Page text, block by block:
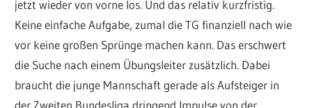
jetzt wieder von vorne los. Und das relativ kurzfristig.
Keine einfache Aufgabe, zumal die TG finanziell nach wie
vor keine großen Sprünge machen kann. Das erschwert
die Suche nach einem Übungsleiter zusätzlich. Dabei
braucht die junge Mannschaft gerade als Aufsteiger in
der Zweiten Bundesliga dringend Impulse von der